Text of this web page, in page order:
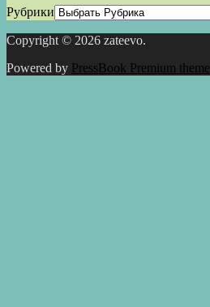
Рубрики
Copyright © 2026 zateevo.
Powered by PressBook Premium theme